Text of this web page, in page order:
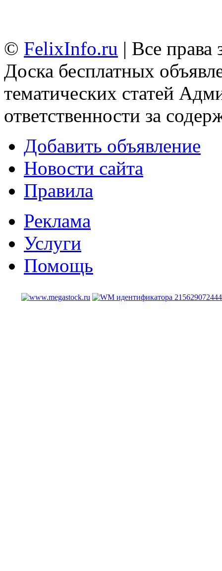
© FelixInfo.ru | Все
Доска бесплатных
тематических статей
ответственности за
Добавить объявление
Новости сайта
Правила
Реклама
Услуги
Помощь